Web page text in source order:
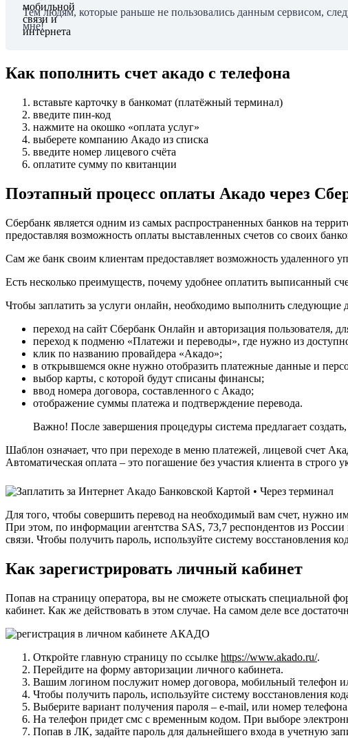
Тем людям, которые раньше не пользовались данным сервисом,
мне!
Как пополнить счет акадо с телефона
вставьте карточку в банкомат (платёжный терминал)
введите пин-код
нажмите на окошко «оплата услуг»
выберете компанию Акадо из списка
введите номер лицевого счёта
оплатите сумму по квитанции
Поэтапный процесс оплаты Акадо через
Сбербанк является одним из самых распространенных банков на
предоставляя возможность оплаты выставленных счетов со своих
Сам же банк своим клиентам предоставляет возможность удаленного
Есть несколько преимуществ, почему удобнее оплатить выписанный
Чтобы заплатить за услуги онлайн, необходимо выполнить следующие
переход на сайт Сбербанк Онлайн и авторизация пользователя,
переход к подменю «Платежи и переводы», где нужно из
клик по названию провайдера «Акадо»;
в открывшемся окне нужно отобразить платежные данные и
выбор карты, с которой будут списаны финансы;
ввод номера договора, составленного с Акадо;
отображение суммы платежа и подтверждение перевода.
Важно! После завершения процедуры система предлагает
Шаблон означает, что при переходе в меню платежей, лицевой счет
Автоматическая оплата – это погашение без участия клиента в строго
Для того, чтобы совершить перевод на необходимый вам счет, нужно
При этом, по информации агентства SAS, 73,7 респондентов из
связи. Чтобы получить пароль, используйте систему восстановления
Как зарегистрировать личный кабинет
Попав на страницу оператора, вы не сможете отыскать специальной
кабинет. Как же действовать в этом случае. На самом деле все
Откройте главную страницу по ссылке https://www.akado.ru/.
Перейдите на форму авторизации личного кабинета.
Вашим логином послужит номер договора, мобильный телефон
Чтобы получить пароль, используйте систему восстановления
Выберите вариант получения пароля – e-mail, или номер
На телефон придет смс с временным кодом. При выборе
Попав в ЛК, задайте пароль для дальнейшего входа в учетную